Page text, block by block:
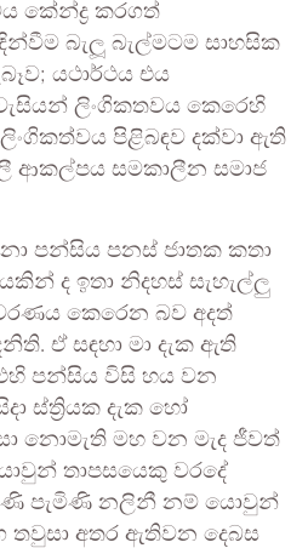
කේන්ද්‍ර කරගත්
බැලූ බැල්මටම සාහසික
යථාර්ථය එය
ලිංගිකතවය කෙරෙහි
පිළිබඳව දක්වා ඇති
ආකල්පය සමකාලීන සමාජ
පන්සිය පනස් ජාතක කතා
ද ඉතා නිදහස් සැහැල්ලු
කෙරෙන බව අදත්
ඒ සඳහා මා දැක ඇති
පන්සිය විසි හය වන
ස්ත්‍රියක දැක හෝ
නොමැති මහ වන මැද ජීවත්
තාපසයෙකු වරදේ
පැමිණි නලිනී නම් යොවුන්
තවුසා අතර ඇතිවන දෙබස